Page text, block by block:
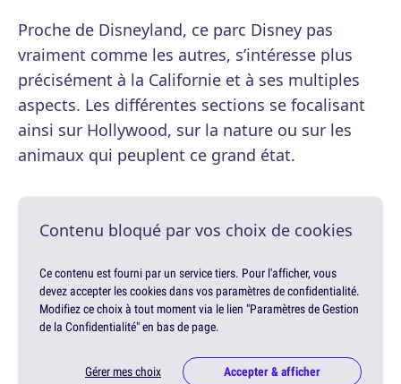
Proche de Disneyland, ce parc Disney pas
vraiment comme les autres, s’intéresse plus
précisément à la Californie et à ses multiples
aspects. Les différentes sections se focalisant
ainsi sur Hollywood, sur la nature ou sur les
animaux qui peuplent ce grand état.
Contenu bloqué par vos choix de cookies
Ce contenu est fourni par un service tiers. Pour l'afficher, vous
devez accepter les cookies dans vos paramètres de confidentialité.
Modifiez ce choix à tout moment via le lien "Paramètres de Gestion
de la Confidentialité" en bas de page.
Gérer mes choix Accepter & afficher